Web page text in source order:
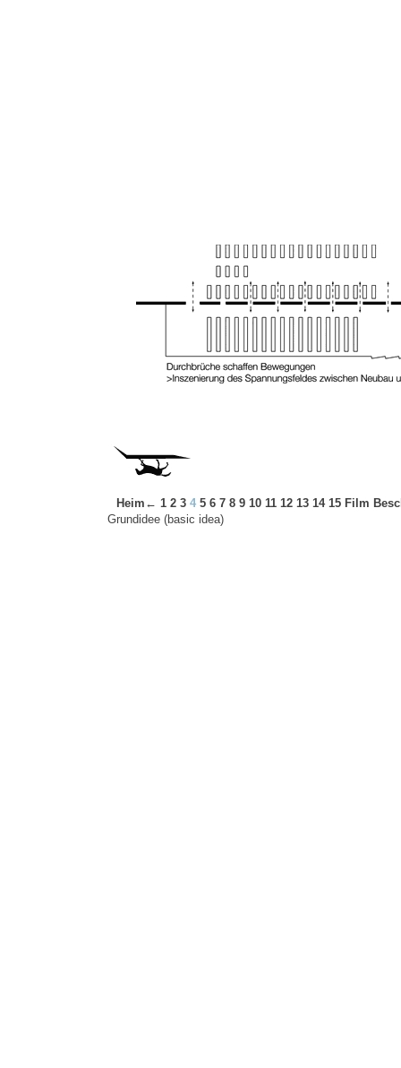
Grundidee (basic idea)
Heim← 1 2 3 4 5 6 7 8 9 10 11 12 13 14 15 Film